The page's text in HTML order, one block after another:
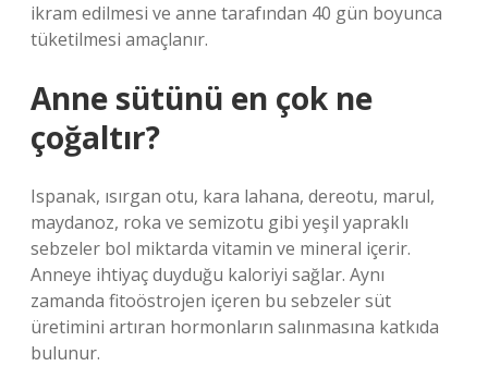
ikram edilmesi ve anne tarafından 40 gün boyunca
tüketilmesi amaçlanır.
Anne sütünü en çok ne
çoğaltır?
Ispanak, ısırgan otu, kara lahana, dereotu, marul,
maydanoz, roka ve semizotu gibi yeşil yapraklı
sebzeler bol miktarda vitamin ve mineral içerir.
Anneye ihtiyaç duyduğu kaloriyi sağlar. Aynı
zamanda fitoöstrojen içeren bu sebzeler süt
üretimini artıran hormonların salınmasına katkıda
bulunur.